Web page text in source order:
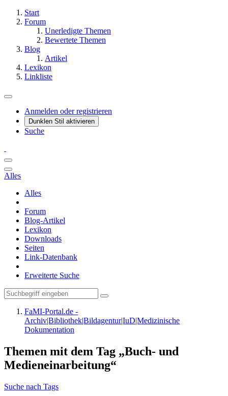
Start
Forum
Unerledigte Themen
Bewertete Themen
Blog
Artikel
Lexikon
Linkliste
Anmelden oder registrieren
Dunklen Stil aktivieren
Suche
Alles
Alles
Forum
Blog-Artikel
Lexikon
Downloads
Seiten
Link-Datenbank
Erweiterte Suche
FaMI-Portal.de -
Archiv|Bibliothek|Bildagentur|IuD|Medizinische
Dokumentation
Themen mit dem Tag „Buch- und
Medieneinarbeitung“
Suche nach Tags